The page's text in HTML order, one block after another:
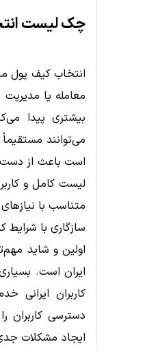
چک لیست
انتخاب کیف پول
معامله یا مدیریت
بیشتری پیدا
می‌توانند
است باعث از دست
لیست کامل و
متناسب با
سازگاری با شرایط
اولین و شاید
ایران است.
کاربران ایرانی
دسترسی کاربران
ایجاد مشکلات جدی